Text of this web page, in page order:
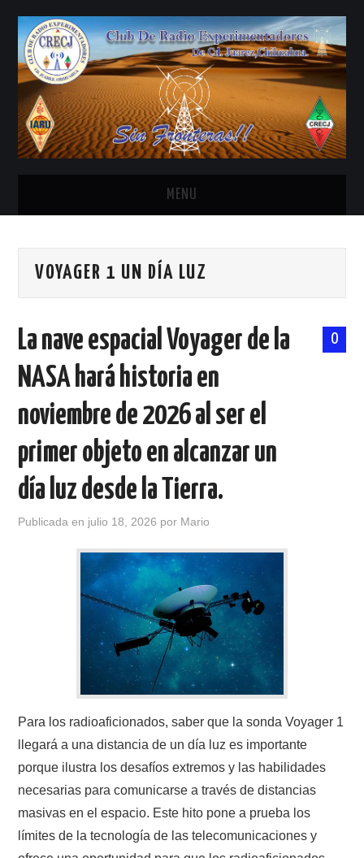
MENU
ANTENAS Y ACCESORIOS
BANDA CIVIL
CONTACTO
HISTORIA DE LA RADIO
IMÁGENES CRECJ
LA PULGA MERCANTE
LITERATURA DE LA RADIO
MIEMBROS ORIGINALES
MODOS DIGITALES
MORSE CW APRENDE Y MAS
PATROCINADORES
PLAN DE BANDAS DE
VOYAGER 1 UN DÍA LUZ
0
La nave espacial Voyager de la
NASA hará historia en
noviembre de 2026 al ser el
primer objeto en alcanzar un
día luz desde la Tierra.
Publicada en julio 18, 2026 por Mario
Para los radioaficionados, saber que la sonda Voyager 1
llegará a una distancia de un día luz es importante
porque ilustra los desafíos extremos y las habilidades
necesarias para comunicarse a través de distancias
masivas en el espacio. Este hito pone a prueba los
límites de la tecnología de las telecomunicaciones y